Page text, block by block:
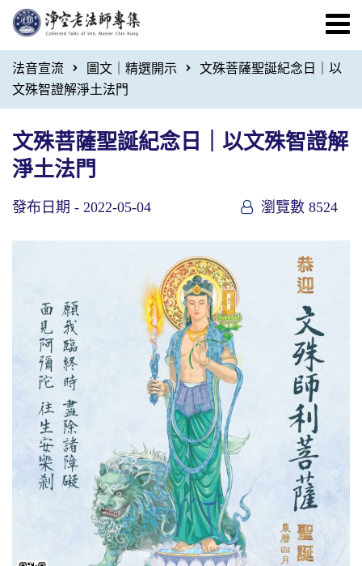
法音宣流 圖文｜精選開示
文殊菩薩聖誕紀念日｜以
文殊智證解淨土法門
文殊菩薩聖誕紀念日｜以文殊智證解
淨土法門
發布日期 - 2022-05-04 瀏覽數 8524